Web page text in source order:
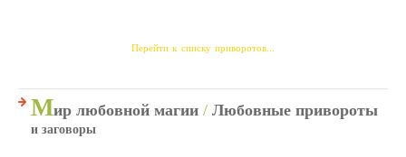
Перейти к списку приворотов...
Мир любовной магии / Любовные привороты
и заговоры